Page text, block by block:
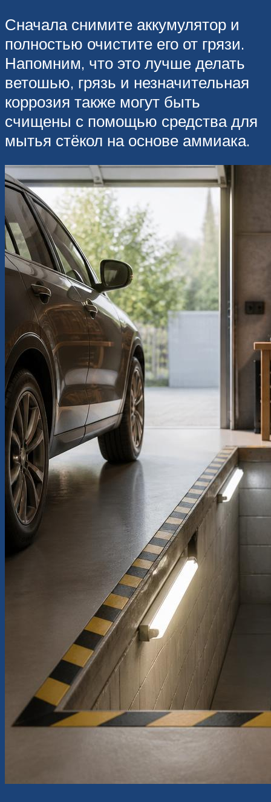
Сначала снимите аккумулятор и
полностью очистите его от грязи.
Напомним, что это лучше делать
ветошью, грязь и незначительная
коррозия также могут быть
счищены с помощью средства для
мытья стёкол на основе аммиака.